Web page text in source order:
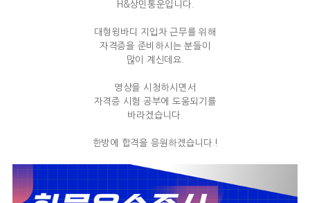
H&상민통운입니다.
대형윙바디 지입차 근무를 위해
자격증을 준비하시는 분들이
많이 계신데요.
영상을 시청하시면서
자격증 시험 공부에 도움되기를
바라겠습니다.
한방에 합격을 응원하겠습니다.!